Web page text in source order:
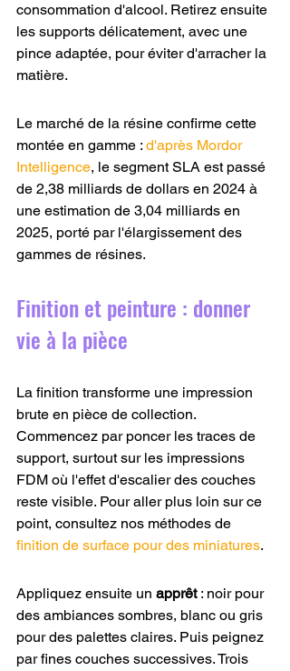
consommation d'alcool. Retirez ensuite
les supports délicatement, avec une
pince adaptée, pour éviter d'arracher la
matière.
Le marché de la résine confirme cette
montée en gamme : d'après Mordor
Intelligence, le segment SLA est passé
de 2,38 milliards de dollars en 2024 à
une estimation de 3,04 milliards en
2025, porté par l'élargissement des
gammes de résines.
Finition et peinture : donner
vie à la pièce
La finition transforme une impression
brute en pièce de collection.
Commencez par poncer les traces de
support, surtout sur les impressions
FDM où l'effet d'escalier des couches
reste visible. Pour aller plus loin sur ce
point, consultez nos méthodes de
finition de surface pour des miniatures.
Appliquez ensuite un apprêt : noir pour
des ambiances sombres, blanc ou gris
pour des palettes claires. Puis peignez
par fines couches successives. Trois